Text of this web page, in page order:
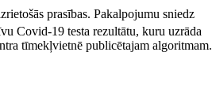
prasības. Pakalpojumu sniedz
Covid-19 testa rezultātu, kuru uzrāda
tīmekļvietnē publicētajam algoritmam.